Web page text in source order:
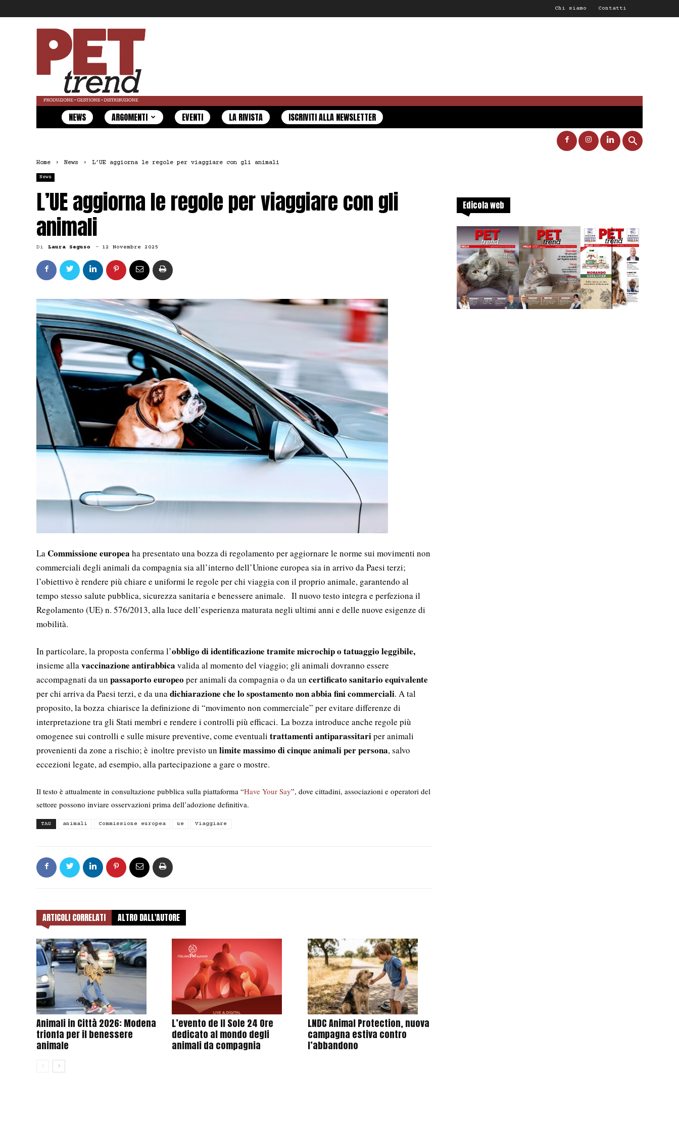
Chi siamo Contatti
Pet
Trend
NEWS ARGOMENTI EVENTI LA RIVISTA ISCRIVITI ALLA NEWSLETTER
Home News L’UE aggiorna le regole per viaggiare con gli animali
News
L’UE aggiorna le regole per viaggiare con gli
animali
Di Laura Seguso - 12 Novembre 2025
LaCommissione europea ha presentato una bozza di regolamento per aggiornare le norme sui movimenti non
commerciali degli animali da compagnia sia all’interno dell’Unione europea sia in arrivo da Paesi terzi;
l’obiettivo è rendere più chiare e uniformi le regole per chi viaggia con il proprio animale, garantendo al
tempo stesso salute pubblica, sicurezza sanitaria e benessere animale. Il nuovo testo integra e perfeziona il
Regolamento (UE) n. 576/2013, alla luce dell’esperienza maturata negli ultimi anni e delle nuove esigenze di
mobilità.
In particolare, la proposta conferma l’obbligo di identificazione tramite microchip o tatuaggio leggibile,
insieme allavaccinazione antirabbica valida al momento del viaggio; gli animali dovranno essere
accompagnati da un passaporto europeo per animali da compagnia o da un certificato sanitario equivalente
per chi arriva da Paesi terzi, e da unadichiarazione che lo spostamento non abbia fini commerciali. A tal
proposito, la bozza chiarisce la definizione di “movimento non commerciale” per evitare differenze di
interpretazione tra gli Stati membri e rendere i controlli più efficaci. La bozza introduce anche regole più
omogenee sui controlli e sulle misure preventive, come eventuali trattamenti antiparassitariper animali
provenienti da zone a rischio; è inoltre previsto un limite massimo di cinque animali per persona, salvo
eccezioni legate, ad esempio, alla partecipazione a gare o mostre.
Il testo è attualmente in consultazione pubblica sulla piattaforma “Have Your Say”, dove cittadini, associazioni e operatori del
settore possono inviare osservazioni prima dell’adozione definitiva.
TAG animali Commissione europea ue Viaggiare
ARTICOLI CORRELATI ALTRO DALL'AUTORE
Animali in Città 2026: Modena
trionfa per il benessere
animale
L’evento de Il Sole 24 Ore
dedicato al mondo degli
animali da compagnia
LNDC Animal Protection, nuova
campagna estiva contro
l’abbandono
Edicola web